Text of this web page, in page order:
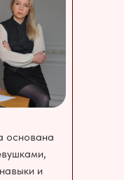
основана
и